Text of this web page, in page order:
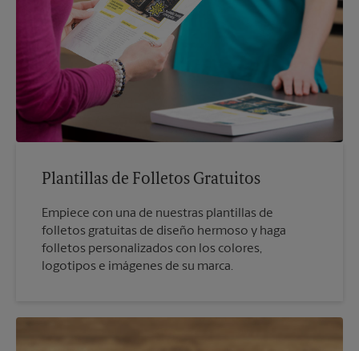
Plantillas de Folletos Gratuitos
Empiece con una de nuestras plantillas de
folletos gratuitas de diseño hermoso y haga
folletos personalizados con los colores,
logotipos e imágenes de su marca.